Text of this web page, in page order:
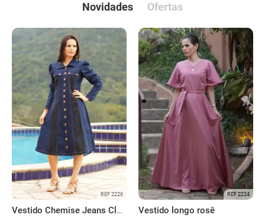
Novidades Ofertas
REF 2226
Vestido Chemise Jeans Clássica Serena
REF 2224
Vestido longo rosê